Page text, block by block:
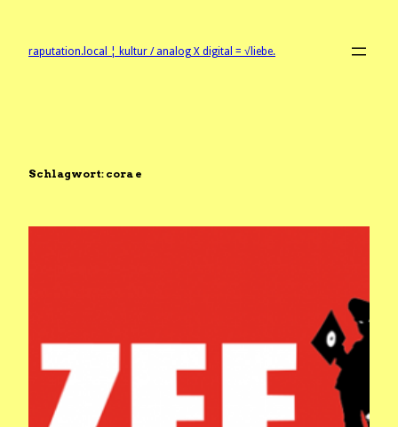
springenraputation.local ¦ kultur / analog X digital = √liebe.
Schlagwort: cora e